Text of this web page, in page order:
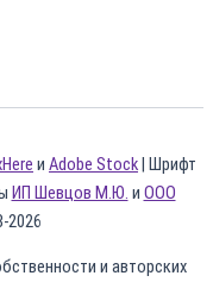
и Adobe Stock| Шрифт
ИП Шевцов М.Ю. и ООО
2026
и авторских